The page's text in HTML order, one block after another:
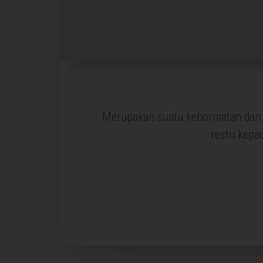
Merupakan suatu kehormatan
restu